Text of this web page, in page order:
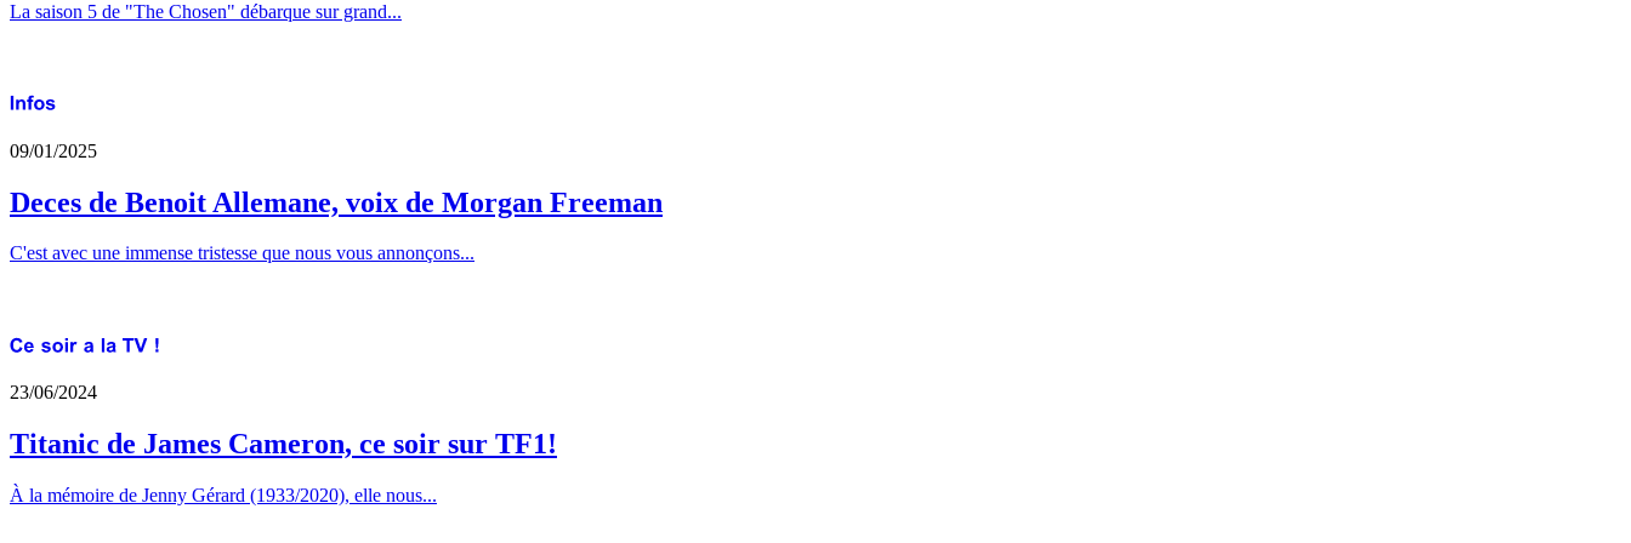
La saison 5 de "The Chosen" débarque sur grand...
09/01/2025
Deces de Benoit Allemane, voix de Morgan Freeman
C'est avec une immense tristesse que nous vous annonçons...
23/06/2024
Titanic de James Cameron, ce soir sur TF1!
À la mémoire de Jenny Gérard (1933/2020), elle nous...